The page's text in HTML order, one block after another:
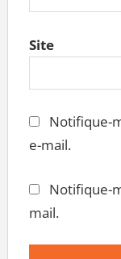
Site
Notifique-
e-mail.
Notifique-
mail.